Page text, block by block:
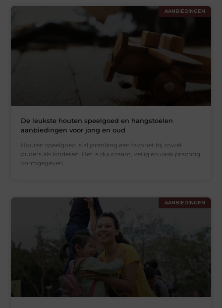
AANBIEDINGEN
De leukste houten speelgoed en hangstoelen
aanbiedingen voor jong en oud
Houten speelgoed is al jarenlang een favoriet bij zowel
ouders als kinderen. Het is duurzaam, veilig en vaak prachtig
vormgegeven.
AANBIEDINGEN